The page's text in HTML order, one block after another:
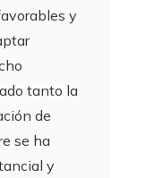
y
tanto la
de
se ha
y